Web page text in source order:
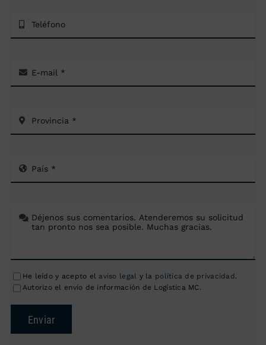
He leído y acepto el aviso legal y la política de privacidad.
Autorizo el envío de información de Logística MC.
Enviar